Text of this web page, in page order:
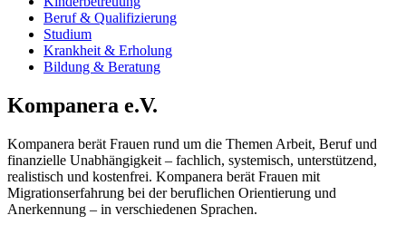
Beruf & Qualifizierung
Studium
Krankheit & Erholung
Bildung & Beratung
Kompanera e.V.
Kompanera berät Frauen rund um die Themen Arbeit, Beruf und
finanzielle Unabhängigkeit – fachlich, systemisch, unterstützend,
realistisch und kostenfrei. Kompanera berät Frauen mit
Migrationserfahrung bei der beruflichen Orientierung und
Anerkennung – in verschiedenen Sprachen.